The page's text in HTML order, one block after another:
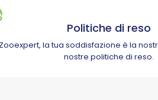
Politiche di reso
la tua soddisfazione è la
nostre politiche di reso.